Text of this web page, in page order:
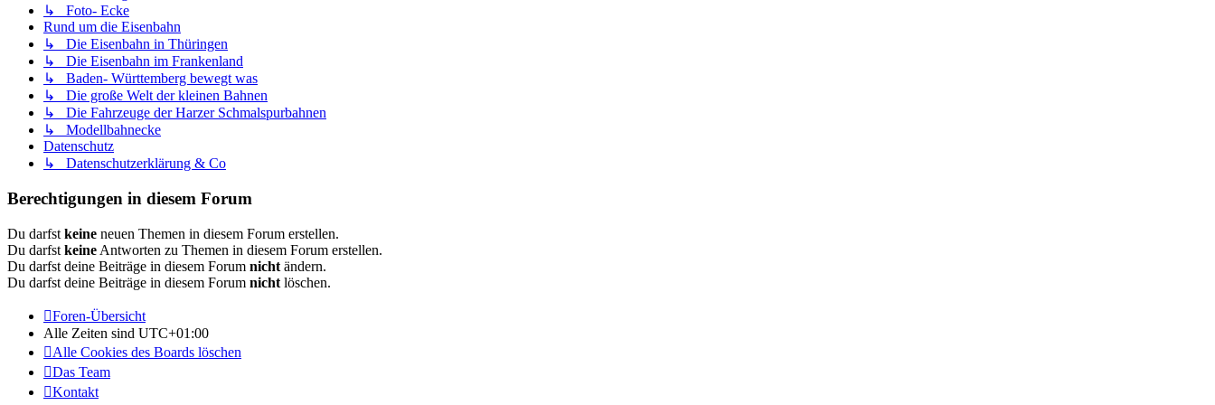
↳ Foto- Ecke
Rund um die Eisenbahn
↳ Die Eisenbahn in Thüringen
↳ Die Eisenbahn im Frankenland
↳ Baden- Württemberg bewegt was
↳ Die große Welt der kleinen Bahnen
↳ Die Fahrzeuge der Harzer Schmalspurbahnen
↳ Modellbahnecke
Datenschutz
↳ Datenschutzerklärung & Co
Berechtigungen in diesem Forum
Du darfst keine neuen Themen in diesem Forum erstellen.
Du darfst keine Antworten zu Themen in diesem Forum erstellen.
Du darfst deine Beiträge in diesem Forum nicht ändern.
Du darfst deine Beiträge in diesem Forum nicht löschen.
Foren-Übersicht
Alle Zeiten sind UTC+01:00
Alle Cookies des Boards löschen
Das Team
Kontakt